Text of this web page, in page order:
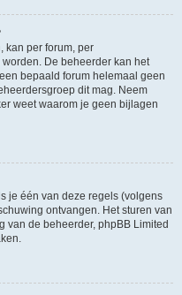
kan per forum, per
De beheerder kan het
bepaald forum helemaal geen
dit mag. Neem
weet waarom je geen bijlagen
je één van deze regels (volgens
ontvangen. Het sturen van
van de beheerder, phpBB Limited